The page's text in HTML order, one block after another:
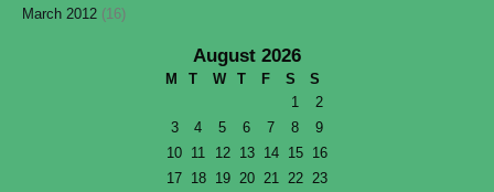
March 2012 (16)
August 2026
M T W T F S
S
1
2
3
4 5 6 7 8
9
10 11 12 13 14 15
16
17 18 19 20 21 22
23